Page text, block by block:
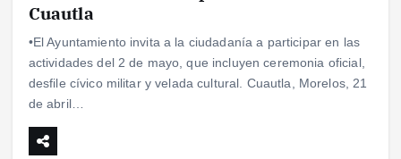
Cuautla
•El Ayuntamiento invita a la ciudadanía a participar en las
actividades del 2 de mayo, que incluyen ceremonia oficial,
desfile cívico militar y velada cultural. Cuautla, Morelos, 21
de abril…